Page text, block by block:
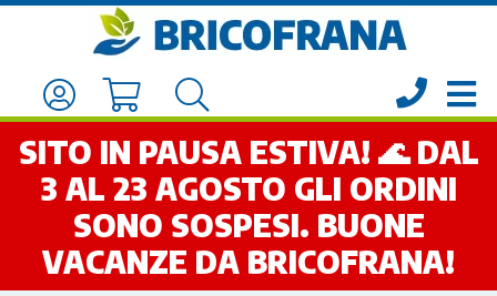
SITO IN PAUSA ESTIVA! 🌊 DAL
3 AL 23 AGOSTO GLI ORDINI
SONO SOSPESI. BUONE
VACANZE DA BRICOFRANA!